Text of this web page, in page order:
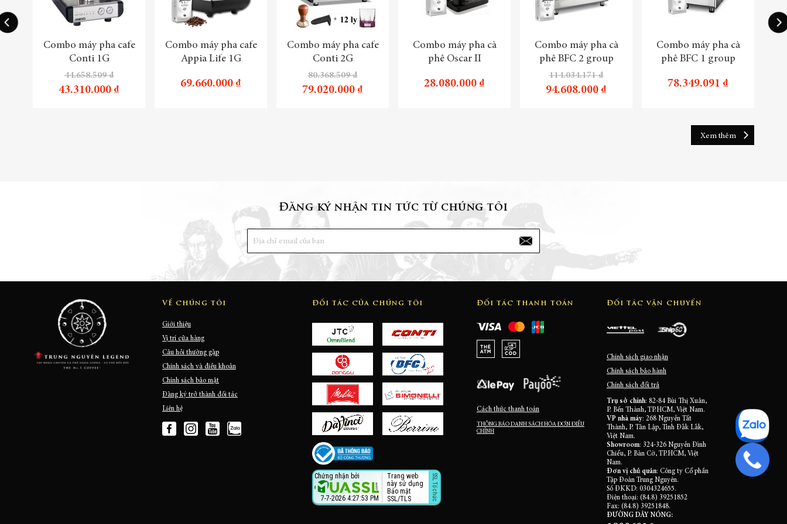
Combo máy pha cafe
Conti 1G
44.658.509 ₫
43.310.000 ₫
Combo máy pha cafe
Appia Life 1G
69.660.000 ₫
Combo máy pha cafe
Conti 2G
80.368.509 ₫
79.020.000 ₫
Combo máy pha cà
phê Oscar II
28.080.000 ₫
Combo máy pha cà
phê BFC 2 group
114.034.171 ₫
94.608.000 ₫
Combo máy pha cà
phê BFC 1 group
78.349.091 ₫
Xem thêm
Đăng ký nhận tin tức từ chúng tôi
Về chúng tôi
Giới thiệu
Vị trí cửa hàng
Câu hỏi thường gặp
Chính sách và điều khoản
Chính sách bảo mật
Đăng ký trở thành đối tác
Liên hệ
Đối tác của chúng tôi
Chứng nhận bởi
7-7-2026 4:27:54 PM
Trang web
này sử dụng
Bảo mật
SSL/TLS
Đối tác thanh toán
Cách thức thanh toán
THÔNG BÁO DANH SÁCH HÓA ĐƠN ĐIỀU
CHỈNH
Đối tác vận chuyển
Chính sách giao nhận
Chính sách bảo hành
Chính sách đổi trả
Trụ sở chính: 82-84 Bùi Thị Xuân,
P. Bến Thành, TP.HCM, Việt Nam.
VP nhà máy: 268 Nguyễn Tất
Thành, P. Tân Lập, Tỉnh Đắk Lắk,
Việt Nam.
Showroom: 324-326 Nguyễn Đình
Chiểu, P. Bàn Cờ, TP.HCM, Việt
Nam.
Đơn vị chủ quản: Công ty Cổ phần
Tập Đoàn Trung Nguyên.
Số ĐKKD: 0304324655.
Điện thoại: (84.8) 39251852
Fax: (84.8) 39251848.
ĐƯỜNG DÂY NÓNG: